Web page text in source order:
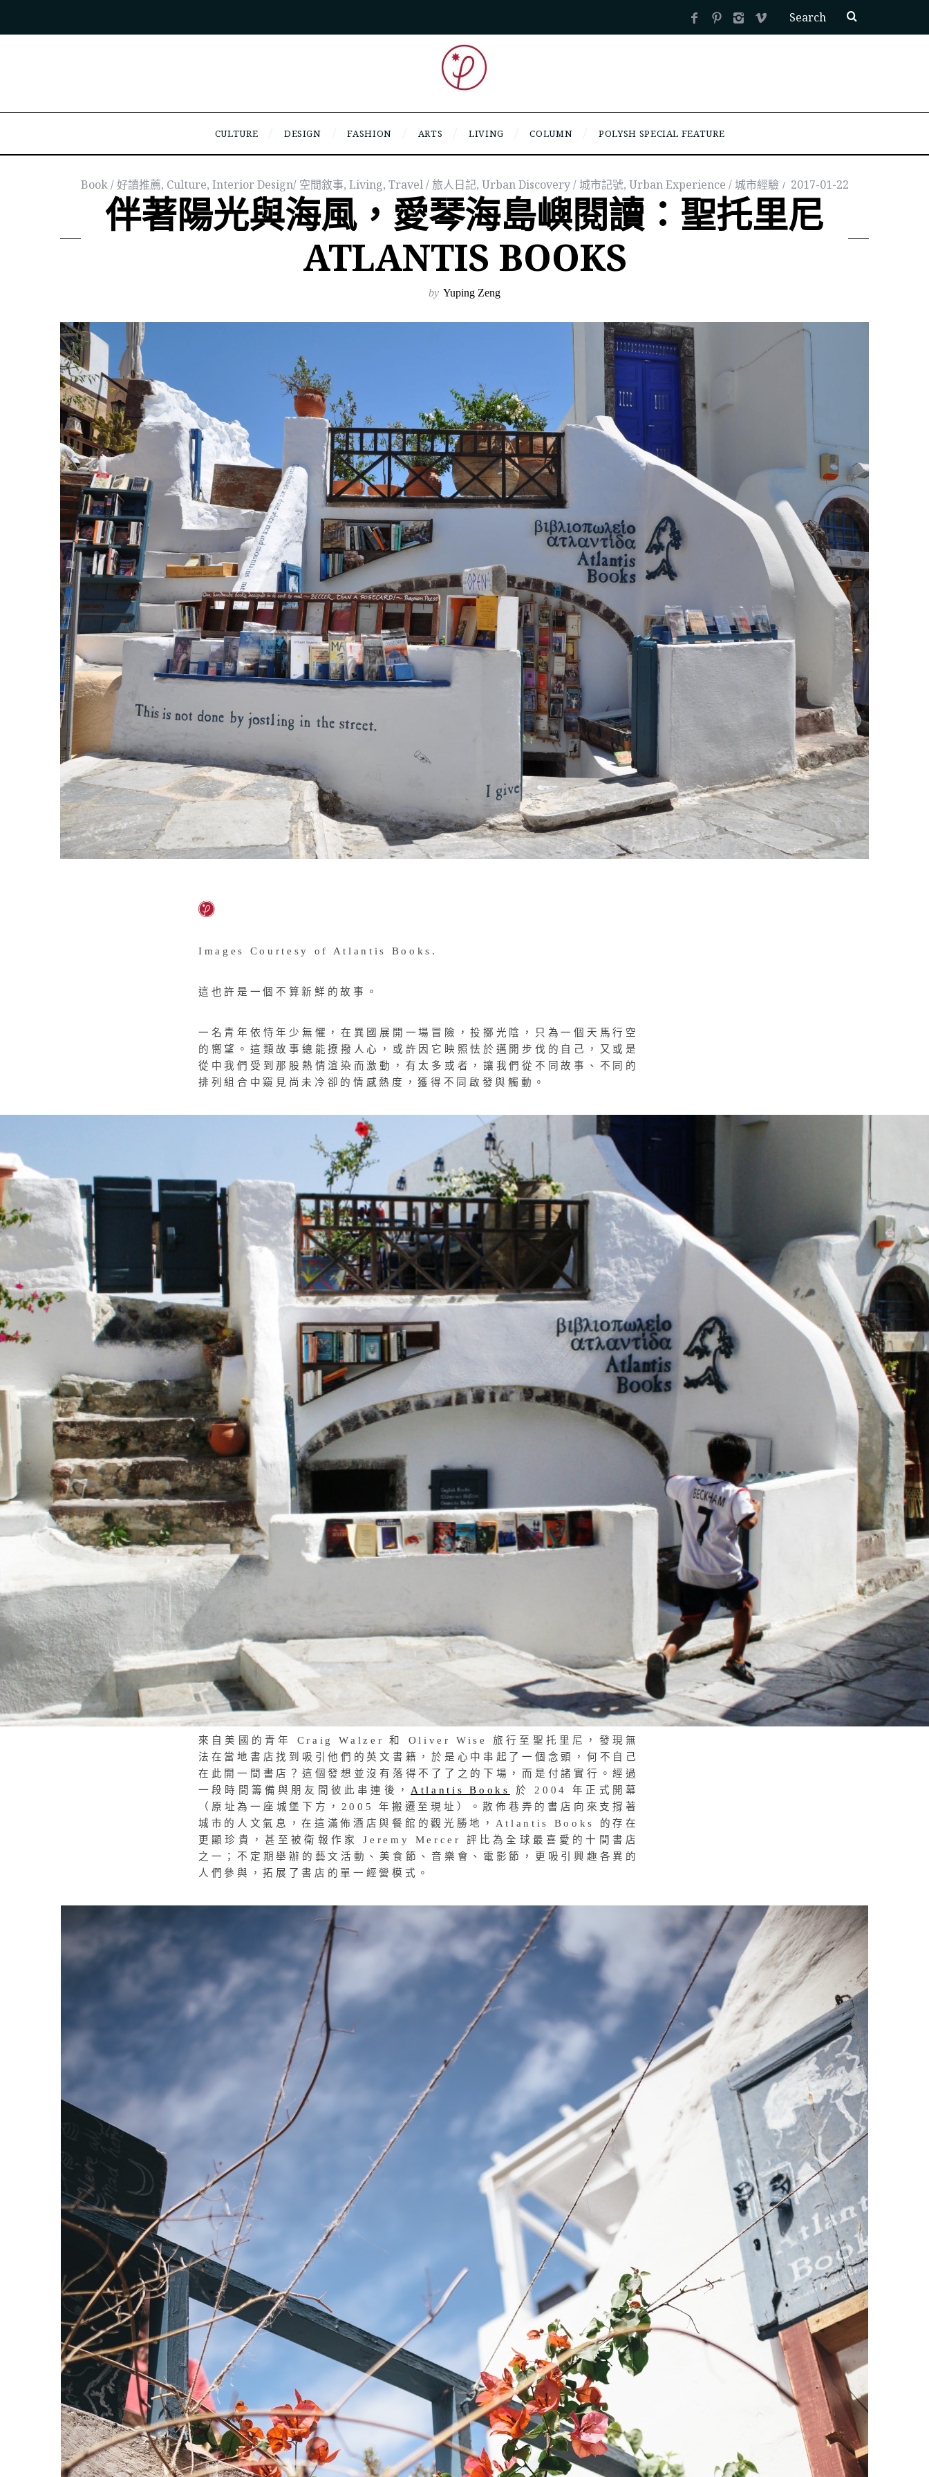
CULTURE DESIGN FASHION ARTS LIVING COLUMN POLYSH SPECIAL FEATURE
Book / 好讀推薦, Culture, Interior Design/ 空間敘事, Living, Travel / 旅人日記, Urban Discovery / 城市記號, Urban Experience / 城市經驗 2017-01-22
伴著陽光與海風，愛琴海島嶼閱讀：聖托里尼
ATLANTIS BOOKS
by Yuping Zeng
Images Courtesy of Atlantis Books.
這也許是一個不算新鮮的故事。
一名青年依恃年少無懼，在異國展開一場冒險，投擲光陰，只為一個天馬行空
的嚮望。這類故事總能撩撥人心，或許因它映照怯於邁開步伐的自己，又或是
從中我們受到那股熱情渲染而激動，有太多或者，讓我們從不同故事、不同的
排列組合中窺見尚未冷卻的情感熱度，獲得不同啟發與觸動。
來自美國的青年 Craig Walzer 和 Oliver Wise 旅行至聖托里尼，發現無
法在當地書店找到吸引他們的英文書籍，於是心中串起了一個念頭，何不自己
在此開一間書店？這個發想並沒有落得不了了之的下場，而是付諸實行。經過
一段時間籌備與朋友間彼此串連後， Atlantis Books
於 2004 年正式開幕
（原址為一座城堡下方，2005 年搬遷至現址）。散佈巷弄的書店向來支撐著
城市的人文氣息，在這滿佈酒店與餐館的觀光勝地，Atlantis Books 的存在
更顯珍貴，甚至被衛報作家 Jeremy Mercer 評比為全球最喜愛的十間書店
之一；不定期舉辦的藝文活動、美食節、音樂會、電影節，更吸引興趣各異的
人們參與，拓展了書店的單一經營模式。